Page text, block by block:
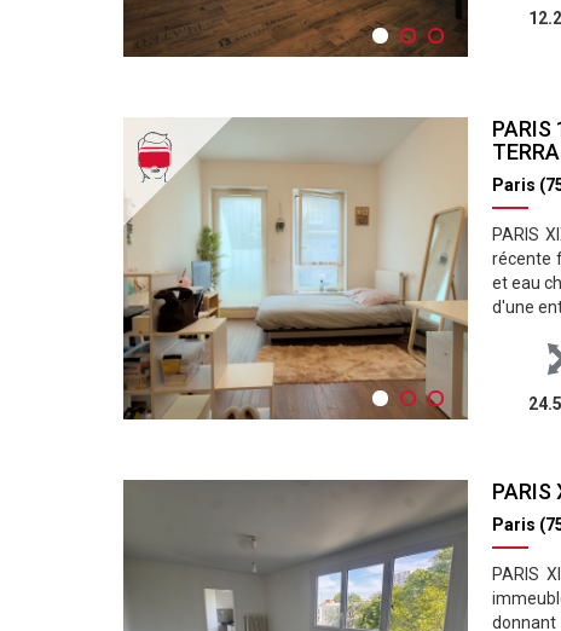
PARIS
Paris
PARIS
récente
et eau
d'une
PARIS
Paris
PARIS
donnant